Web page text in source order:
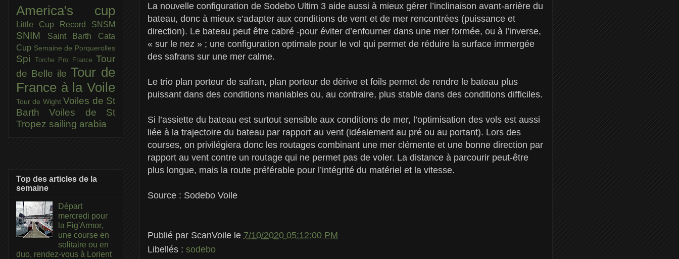
La nouvelle configuration de Sodebo Ultim 3 aide aussi à mieux gérer l’inclinaison avant-arrière du
bateau, donc à mieux s’adapter aux conditions de vent et de mer rencontrées (puissance et
direction). Le bateau peut être cabré -pour éviter d’enfourner dans une mer formée, ou à l’inverse,
« sur le nez » ; une configuration optimale pour le vol qui permet de réduire la surface immergée
des safrans sur une mer calme.
Le trio plan porteur de safran, plan porteur de dérive et foils permet de rendre le bateau plus
puissant dans des conditions maniables ou, au contraire, plus stable dans des conditions difficiles.
Si l’assiette du bateau est surtout sensible aux conditions de mer, l’optimisation des vols est aussi
liée à la trajectoire du bateau par rapport au vent (idéalement au pré ou au portant). Lors des
courses, on privilégiera donc les routages combinant une mer clémente et une bonne direction par
rapport au vent contre un routage qui ne permet pas de voler. La distance à parcourir peut-être
plus longue, mais la route préférable pour l’intégrité du matériel et la vitesse.
Source : Sodebo Voile
Publié par ScanVoile le 7/10/2020 05:12:00 PM
Libellés : sodebo
America's cup
Little Cup Record SNSM
SNIM
Saint Barth Cata
Cup Semaine de Porquerolles
Spi Torche Pro France Tour
de Belle ile Tour de
France à la Voile
Tour de Wight Voiles de St
BarthVoiles de St
Tropez sailing arabia
Top des articles de la
semaine
Départ
mercredi pour
la Fig'Armor,
une course en
solitaire ou en
duo, rendez-vous à Lorient